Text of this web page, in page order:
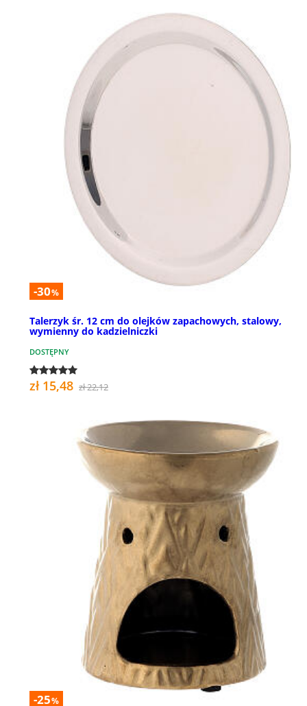
-30%
Talerzyk śr. 12 cm do olejków zapachowych, stalowy,
wymienny do kadzielniczki
DOSTĘPNY
zł 15,48 zł 22,12
-25%